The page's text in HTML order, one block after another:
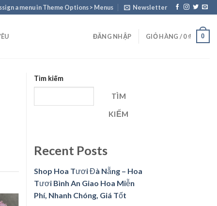
a menu in Theme Options > Menus Newsletter
ĐĂNG NHẬP GIỎ HÀNG /0₫ 0
Tìm kiếm
TÌM
KIẾM
Recent Posts
Shop Hoa Tươi Đà Nẵng – Hoa
Tươi Bình An Giao Hoa Miễn
Phí, Nhanh Chóng, Giá Tốt